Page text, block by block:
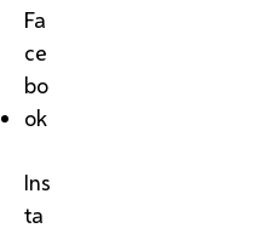
Fa
ce
bo
ok
Ins
ta